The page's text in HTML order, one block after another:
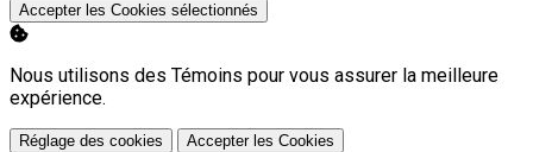
Accepter les Cookies sélectionnés
Nous utilisons des Témoins pour vous assurer la meilleure
expérience.
Réglage des cookies Accepter les Cookies